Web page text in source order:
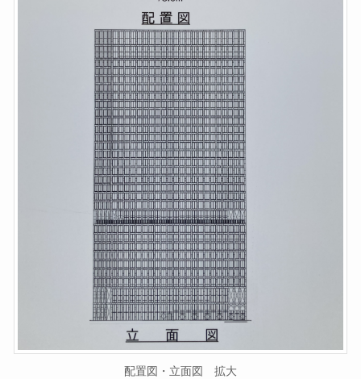
配置図・立面図 拡大